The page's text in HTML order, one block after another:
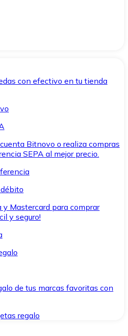
con efectivo en tu tienda
Bitnovo o realiza compras
SEPA al mejor precio.
Mastercard para comprar
y seguro!
de tus marcas favoritas con
regalo